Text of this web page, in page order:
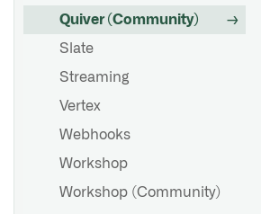
Quiver (Community)
Slate
Streaming
Vertex
Webhooks
Workshop
Workshop (Community)